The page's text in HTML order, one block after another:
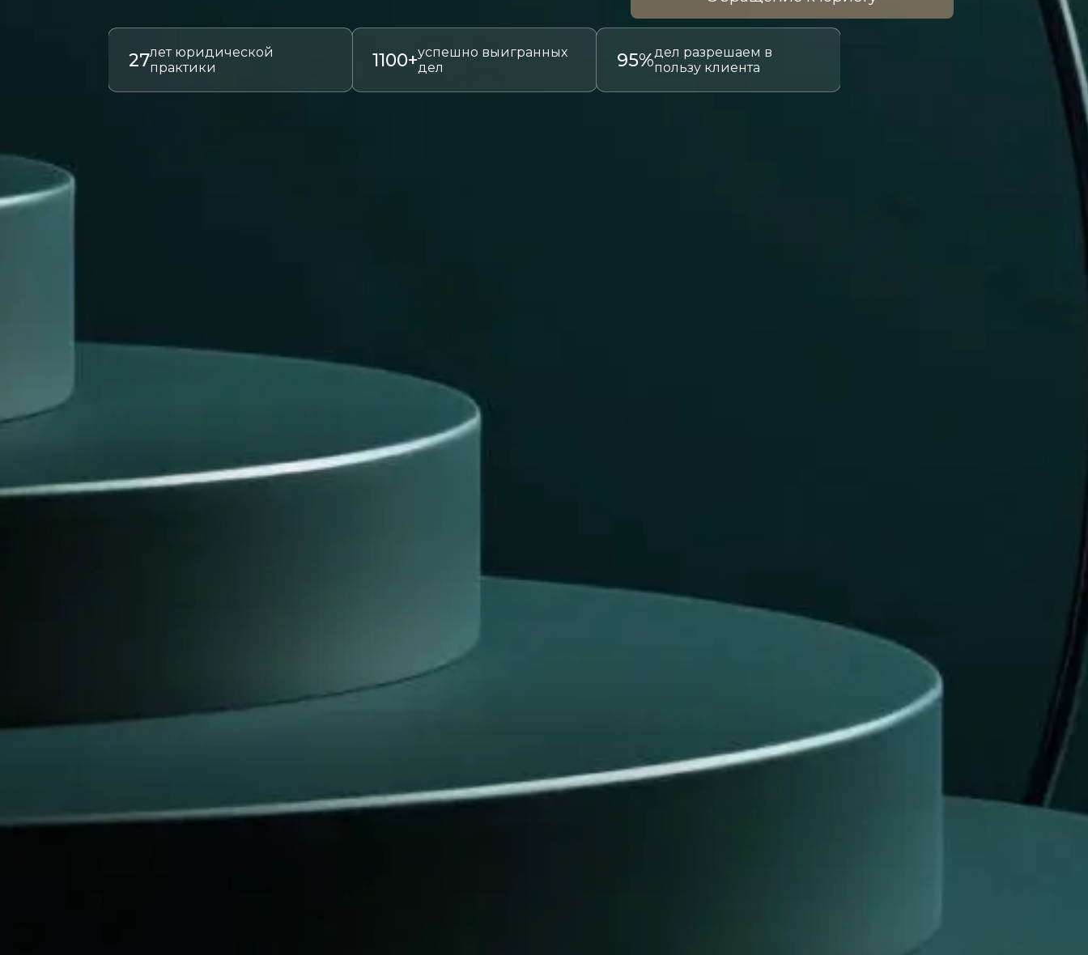
27лет юридической
практики
1100+успешно выигранных
дел
95%дел разрешаем в
пользу клиента